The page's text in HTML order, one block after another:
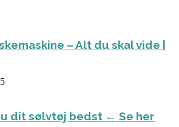
– Alt du skal vide |
dit sølvtøj bedst ← Se her